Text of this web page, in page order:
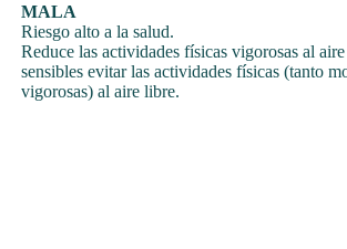
MALA
Riesgo alto a la salud.
Reduce las actividades físicas vigorosas al
sensibles evitar las actividades físicas (tanto
vigorosas) al aire libre.